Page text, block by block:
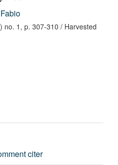
no. 1, p. 307-310 / Harvested
citer